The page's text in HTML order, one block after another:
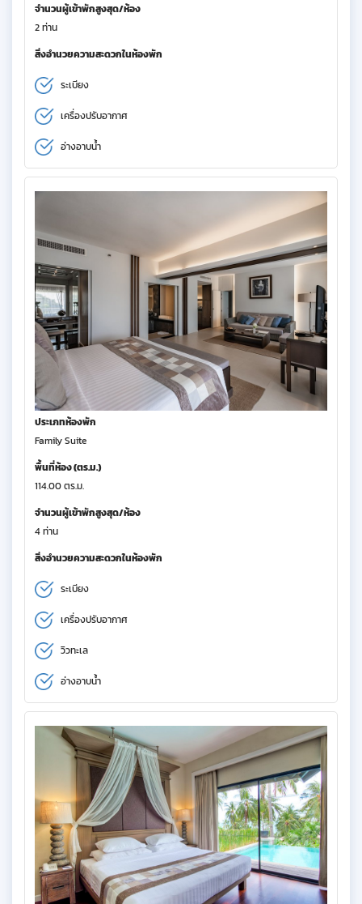
จำนวนผู้เข้าพักสูงสุด/ห้อง
2 ท่าน
สิ่งอำนวยความสะดวกในห้องพัก
ระเบียง
เครื่องปรับอากาศ
อ่างอาบน้ำ
ประเภทห้องพัก
Family Suite
พื้นที่ห้อง (ตร.ม.)
114.00 ตร.ม.
จำนวนผู้เข้าพักสูงสุด/ห้อง
4 ท่าน
สิ่งอำนวยความสะดวกในห้องพัก
ระเบียง
เครื่องปรับอากาศ
วิวทะเล
อ่างอาบน้ำ